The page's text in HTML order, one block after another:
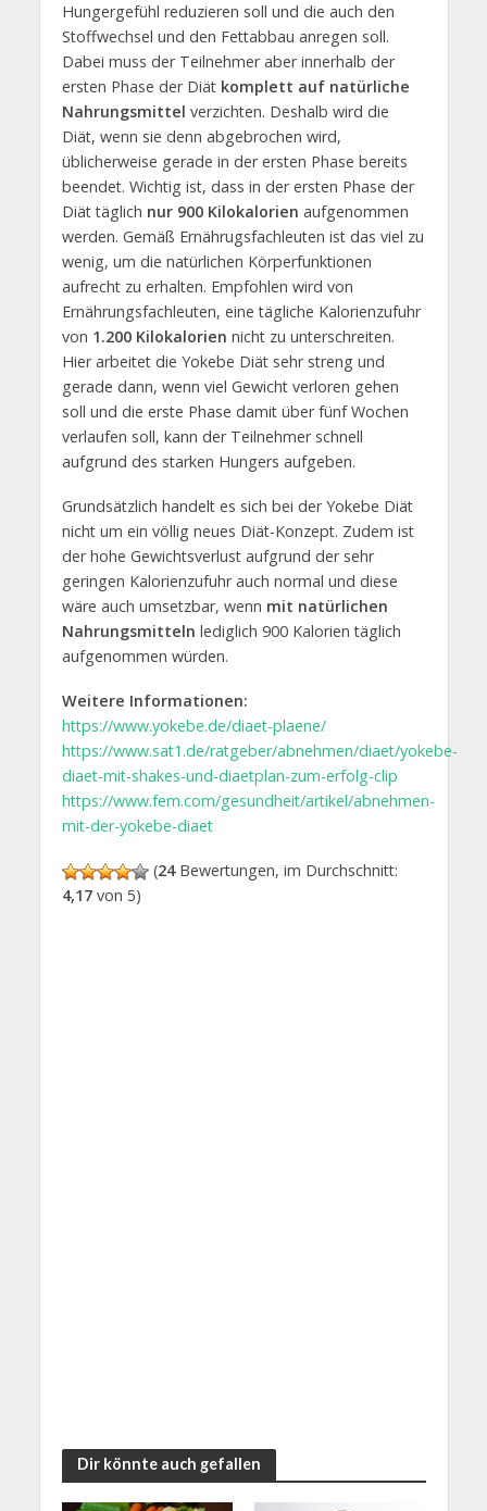
Hungergefühl reduzieren soll und die auch den
Stoffwechsel und den Fettabbau anregen soll.
Dabei muss der Teilnehmer aber innerhalb der
ersten Phase der Diät komplett auf natürliche
Nahrungsmittel verzichten. Deshalb wird die
Diät, wenn sie denn abgebrochen wird,
üblicherweise gerade in der ersten Phase bereits
beendet. Wichtig ist, dass in der ersten Phase der
Diät täglich nur 900 Kilokalorien aufgenommen
werden. Gemäß Ernährugsfachleuten ist das viel zu
wenig, um die natürlichen Körperfunktionen
aufrecht zu erhalten. Empfohlen wird von
Ernährungsfachleuten, eine tägliche Kalorienzufuhr
von 1.200 Kilokalorien nicht zu unterschreiten.
Hier arbeitet die Yokebe Diät sehr streng und
gerade dann, wenn viel Gewicht verloren gehen
soll und die erste Phase damit über fünf Wochen
verlaufen soll, kann der Teilnehmer schnell
aufgrund des starken Hungers aufgeben.
Grundsätzlich handelt es sich bei der Yokebe Diät
nicht um ein völlig neues Diät-Konzept. Zudem ist
der hohe Gewichtsverlust aufgrund der sehr
geringen Kalorienzufuhr auch normal und diese
wäre auch umsetzbar, wenn mit natürlichen
Nahrungsmitteln lediglich 900 Kalorien täglich
aufgenommen würden.
Weitere Informationen:
https://www.yokebe.de/diaet-plaene/
https://www.sat1.de/ratgeber/abnehmen/diaet/yokebe-
diaet-mit-shakes-und-diaetplan-zum-erfolg-clip
https://www.fem.com/gesundheit/artikel/abnehmen-
mit-der-yokebe-diaet
(24Bewertungen, im Durchschnitt:
4,17von 5)
Dir könnte auch gefallen